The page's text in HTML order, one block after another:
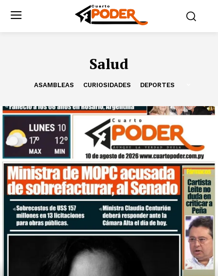
Salud
ASAMBLEAS CURIOSIDADES DEPORTES